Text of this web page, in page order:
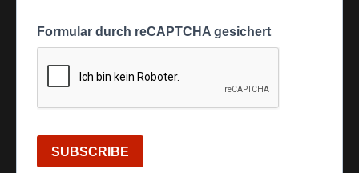
Formular durch reCAPTCHA gesichert
SUBSCRIBE